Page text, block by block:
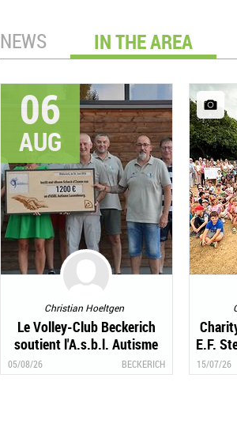
NEWS IN THE AREA
06
AUG
Christian Hoeltgen
Le Volley-Club Beckerich
soutient l'A.s.b.l. Autisme
05/08/26 BECKERICH
E.F.
15/07/26